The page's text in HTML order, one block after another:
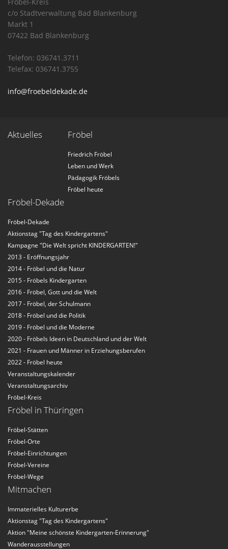
c/o Stadtverwaltung Bad Blankenburg
Markt 1
07422 Bad Blankenburg
Telefon: 036741.3711
Telefax: 036741.3755
info@froebeldekade.de
Aktuelles Fröbel
Friedrich Fröbel
Leben und Werk
Pädagogik Fröbels
Fröbel heute
Fröbel-Dekade
Fröbel-Dekade
Aktionstag "Tag des Kindergartens"
Kampagne "Die Welt spricht KINDERGARTEN!"
2013 - Eröffnungsjahr
2014 - Fröbel und die Natur
2015 - Fröbels Kindergarten
2016 - Fröbel, Gott und die Welt
2017 - Fröbel, der Schulmann
2018 - Fröbel und die Politik
2019 - Fröbel und die Moderne
2020 - Fröbels Ideen in Deutschland und der Welt
2021 - Frauen und Männer in Erziehungsberufen
2022 - Fröbel heute
Veranstaltungskalender
Veranstaltungsarchiv
Fröbel-Kreis
Fröbel in Thüringen
Fröbel-Stätten
Fröbel-Orte
Fröbel-Einrichtungen
Fröbel-Vereine
Fröbel-Wege
Mitmachen
Immaterielles Kulturerbe
Aktionstag "Tag des Kindergartens"
Aktion "Meine schönste Kindergarten-Erinnerung"
Wanderausstellungen